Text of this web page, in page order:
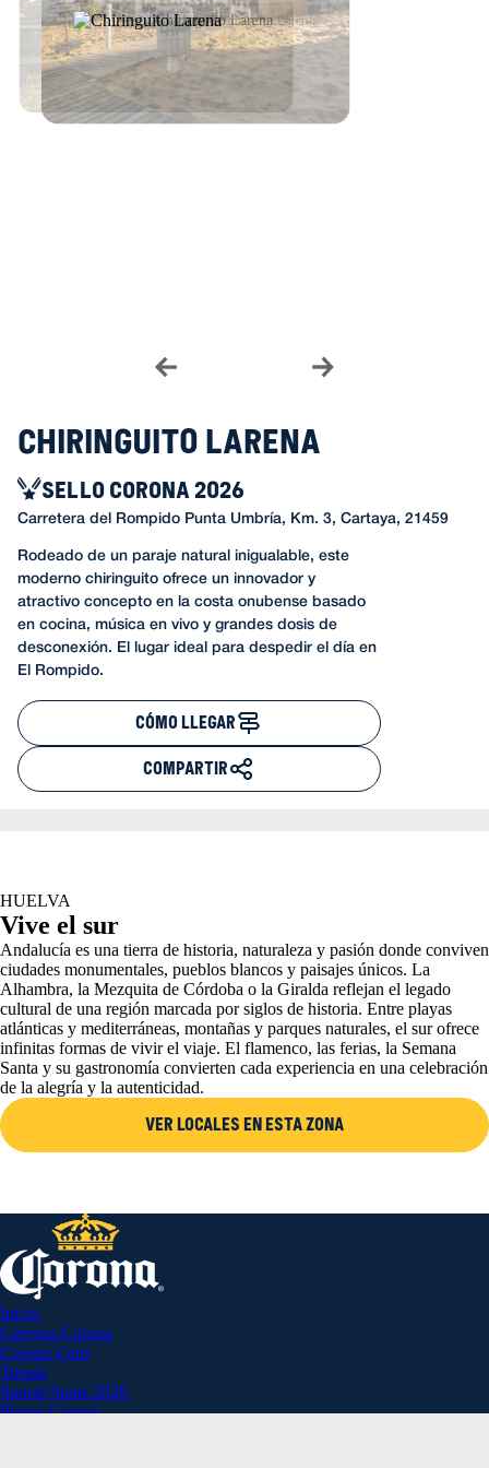
Chiringuito Larena
SELLO CORONA 2026
Carretera del Rompido Punta Umbría, Km. 3, Cartaya, 21459
Rodeado de un paraje natural inigualable, este
moderno chiringuito ofrece un innovador y
atractivo concepto en la costa onubense basado
en cocina, música en vivo y grandes dosis de
desconexión. El lugar ideal para despedir el día en
El Rompido.
CÓMO LLEGAR
COMPARTIR
HUELVA
Vive el sur
Andalucía es una tierra de historia, naturaleza y pasión donde conviven
ciudades monumentales, pueblos blancos y paisajes únicos. La
Alhambra, la Mezquita de Córdoba o la Giralda reflejan el legado
cultural de una región marcada por siglos de historia. Entre playas
atlánticas y mediterráneas, montañas y parques naturales, el sur ofrece
infinitas formas de vivir el viaje. El flamenco, las ferias, la Semana
Santa y su gastronomía convierten cada experiencia en una celebración
de la alegría y la autenticidad.
VER LOCALES EN ESTA ZONA
Inicio
Cerveza Corona
Corona Cero
Tienda
Sunset Spots 2026
Planes Corona